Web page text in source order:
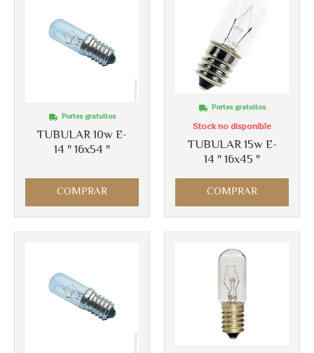
TUBULAR 10w E-
14 " 16x54 "
Portes gratuitos
COMPRAR
TUBULAR 15w E-
14 " 16x45 "
Portes gratuitos
Stock no disponible
COMPRAR